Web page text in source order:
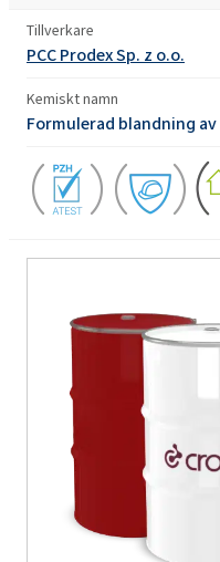
Tillverkare
PCC Prodex Sp. z o.o.
Kemiskt namn
Formulerad blandning